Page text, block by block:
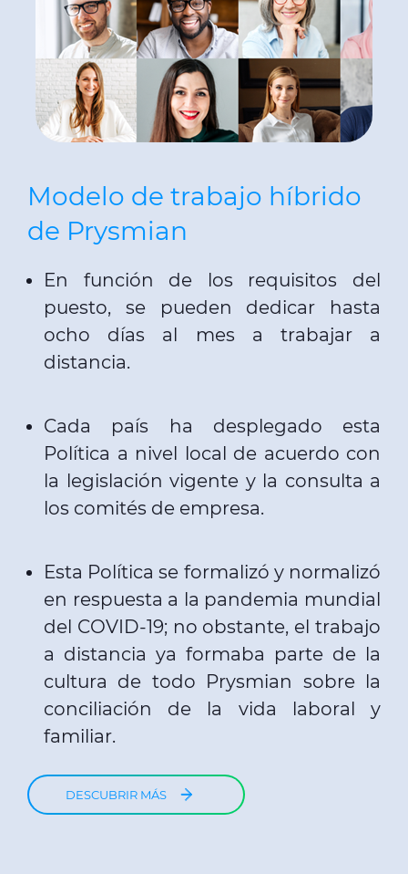
Modelo de trabajo híbrido
de Prysmian
En función de los requisitos del
puesto, se pueden dedicar hasta
ocho días al mes a trabajar a
distancia.
Cada país ha desplegado esta
Política a nivel local de acuerdo con
la legislación vigente y la consulta a
los comités de empresa.
Esta Política se formalizó y normalizó
en respuesta a la pandemia mundial
del COVID-19; no obstante, el trabajo
a distancia ya formaba parte de la
cultura de todo Prysmian sobre la
conciliación de la vida laboral y
familiar.
DESCUBRIR MÁS